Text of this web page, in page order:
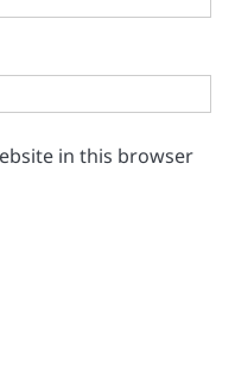
in this browser